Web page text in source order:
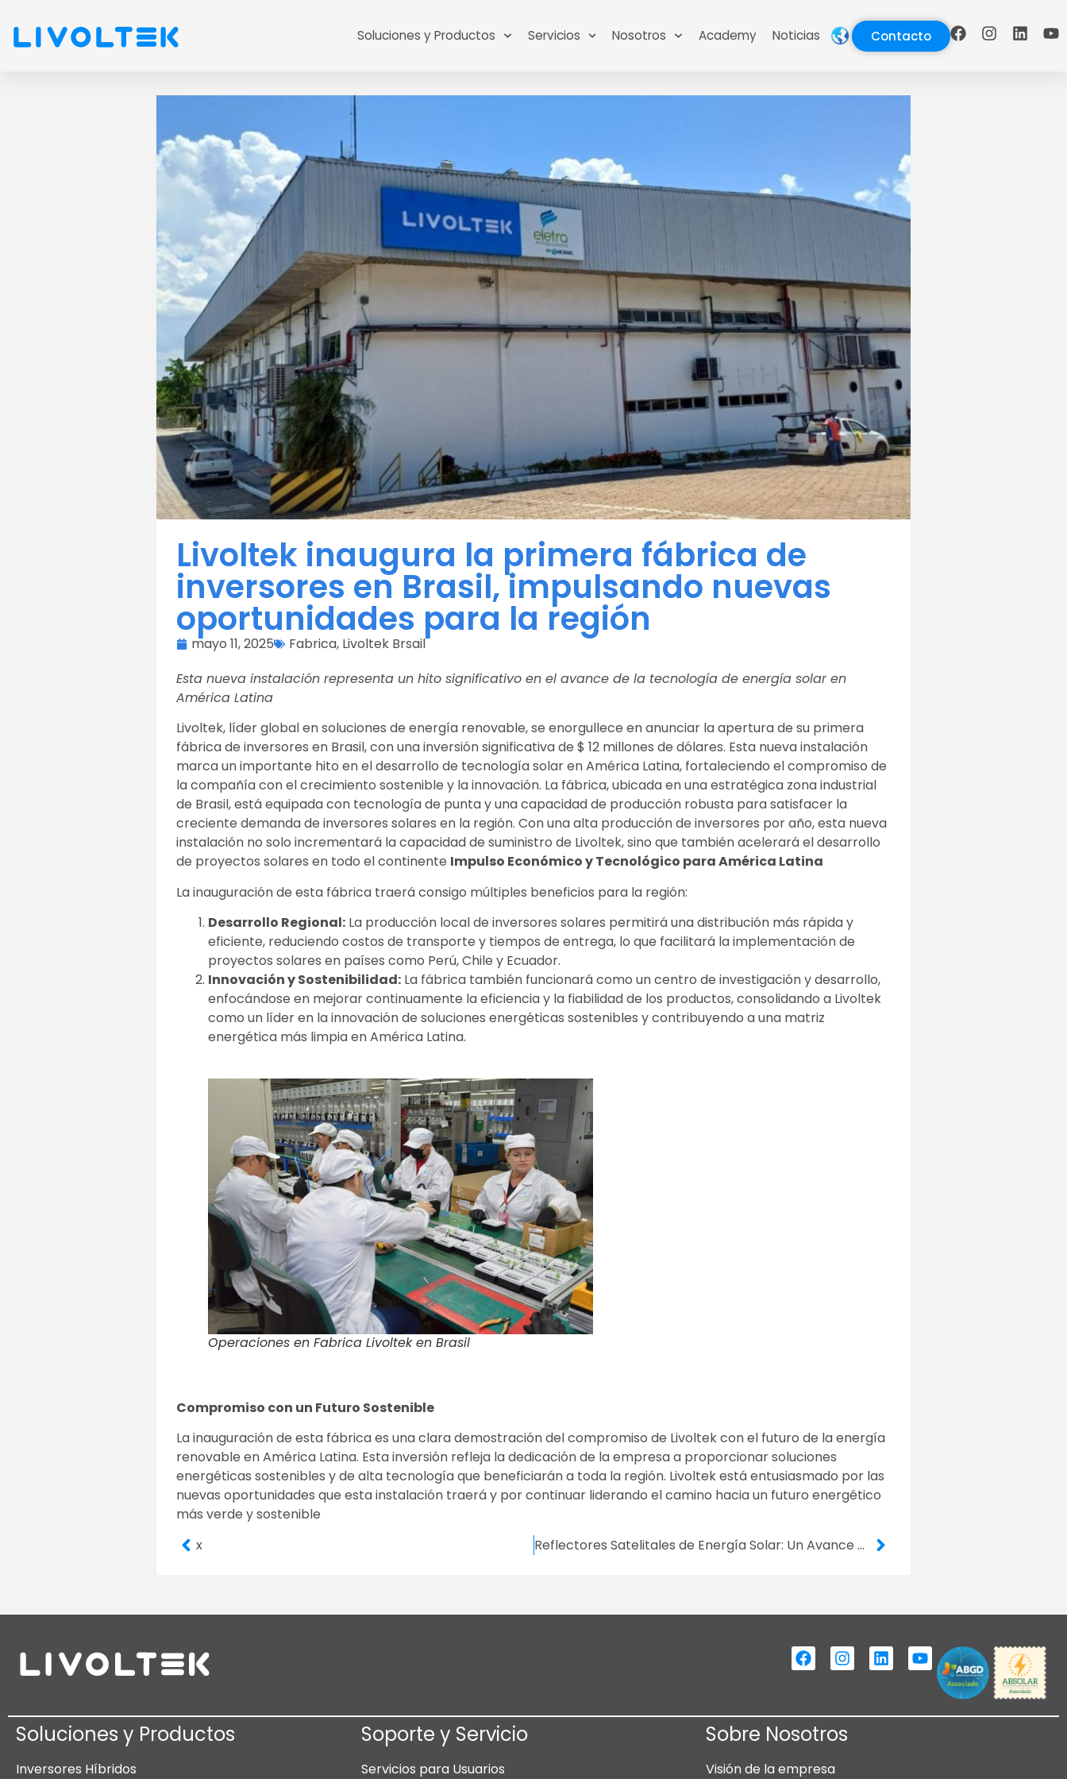
Soluciones y Productos Servicios Nosotros Academy Noticias Contacto
Livoltek inaugura la primera fábrica de
inversores en Brasil, impulsando nuevas
oportunidades para la región
mayo 11, 2025 Fabrica, Livoltek Brsail
Esta nueva instalación representa un hito significativo en el avance de la tecnología de energía solar en
América Latina
Livoltek, líder global en soluciones de energía renovable, se enorgullece en anunciar la apertura de su primera
fábrica de inversores en Brasil, con una inversión significativa de $ 12 millones de dólares. Esta nueva instalación
marca un importante hito en el desarrollo de tecnología solar en América Latina, fortaleciendo el compromiso de
la compañía con el crecimiento sostenible y la innovación. La fábrica, ubicada en una estratégica zona industrial
de Brasil, está equipada con tecnología de punta y una capacidad de producción robusta para satisfacer la
creciente demanda de inversores solares en la región. Con una alta producción de inversores por año, esta nueva
instalación no solo incrementará la capacidad de suministro de Livoltek, sino que también acelerará el desarrollo
de proyectos solares en todo el continente Impulso Económico y Tecnológico para América Latina
La inauguración de esta fábrica traerá consigo múltiples beneficios para la región:
Desarrollo Regional: La producción local de inversores solares permitirá una distribución más rápida y
eficiente, reduciendo costos de transporte y tiempos de entrega, lo que facilitará la implementación de
proyectos solares en países como Perú, Chile y Ecuador.
Innovación y Sostenibilidad: La fábrica también funcionará como un centro de investigación y desarrollo,
enfocándose en mejorar continuamente la eficiencia y la fiabilidad de los productos, consolidando a Livoltek
como un líder en la innovación de soluciones energéticas sostenibles y contribuyendo a una matriz
energética más limpia en América Latina.
Operaciones en Fabrica Livoltek en Brasil
Compromiso con un Futuro Sostenible
La inauguración de esta fábrica es una clara demostración del compromiso de Livoltek con el futuro de la energía
renovable en América Latina. Esta inversión refleja la dedicación de la empresa a proporcionar soluciones
energéticas sostenibles y de alta tecnología que beneficiarán a toda la región. Livoltek está entusiasmado por las
nuevas oportunidades que esta instalación traerá y por continuar liderando el camino hacia un futuro energético
más verde y sostenible
x
Reflectores Satelitales de Energía Solar: Un Avance Revolucionario para la Industria Fotovoltaica
Soluciones y Productos
Inversores Híbridos
Soporte y Servicio
Servicios para Usuarios
Sobre Nosotros
Visión de la empresa